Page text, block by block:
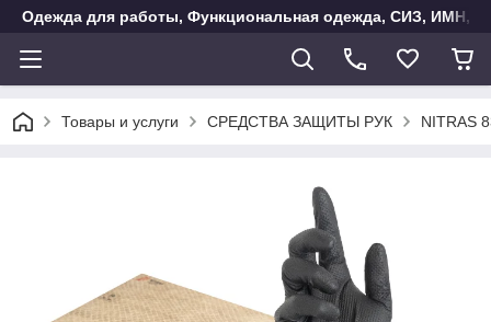
Одежда для работы, Функциональная одежда, СИЗ, ИМН,
Товары и услуги СРЕДСТВА ЗАЩИТЫ РУК NITRAS